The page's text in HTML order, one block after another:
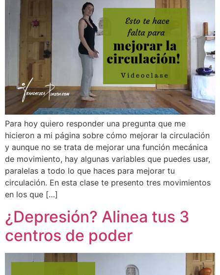
Para hoy quiero responder una pregunta que me
hicieron a mi página sobre cómo mejorar la circulación
y aunque no se trata de mejorar una función mecánica
de movimiento, hay algunas variables que puedes usar,
paralelas a todo lo que haces para mejorar tu
circulación. En esta clase te presento tres movimientos
en los que […]
¿Depresión? Alinea tus 3
centros de poder